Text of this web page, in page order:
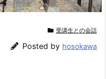
受講生との会話
Posted by hosokawa